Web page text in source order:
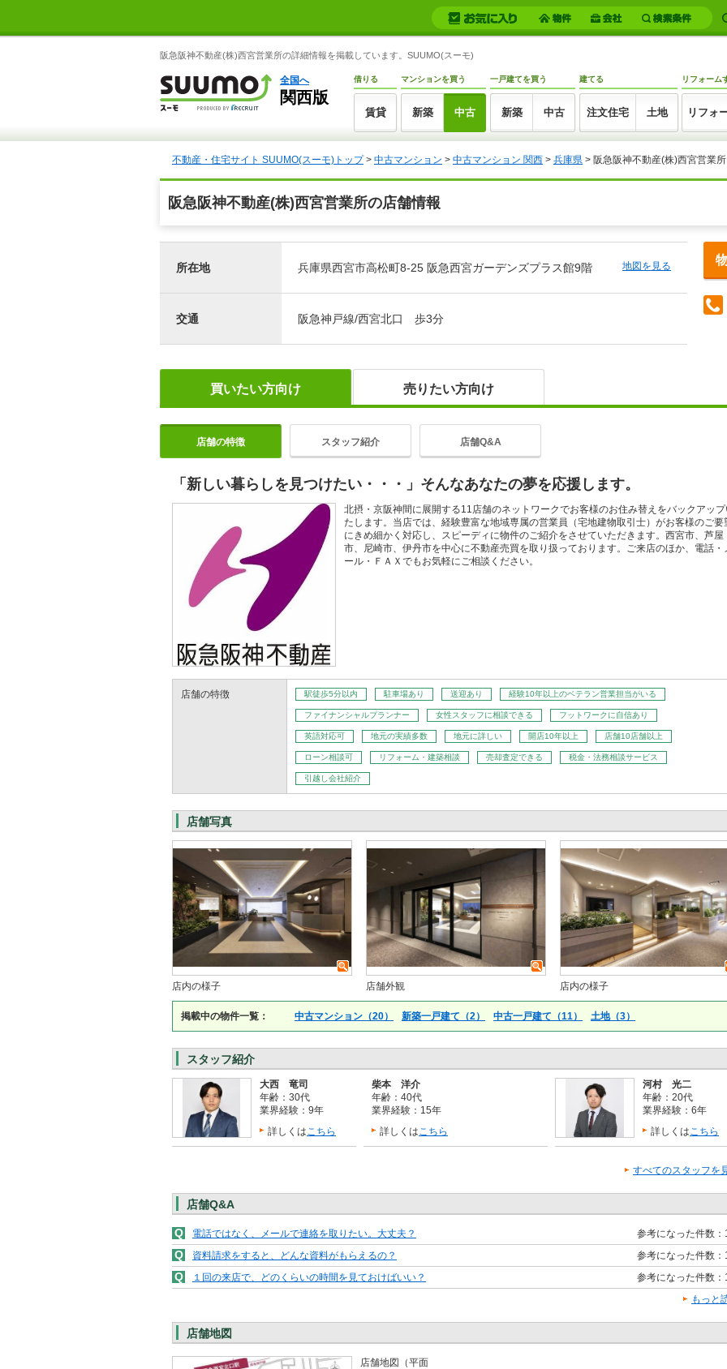
阪急阪神不動産(株)西宮営業所の詳細情報を掲載しています。SUUMO(スーモ)
全国へ
関西版
借りる
賃貸
マンションを買う
新築 中古
一戸建てを買う
新築 中古
建てる
注文住宅 土地
リフォーム
リフォ
不動産・住宅サイト SUUMO(スーモ)トップ> 中古マンション > 中古マンション 関西 > 兵庫県 > 阪急阪神不動産(株)西宮営業所
阪急阪神不動産(株)西宮営業所の店舗情報
所在地 兵庫県西宮市高松町8-25 阪急西宮ガーデンズプラス館9階 地図を見る
交通 阪急神戸線/西宮北口 歩3分
買いたい方向け 売りたい方向け
店舗の特徴 スタッフ紹介 店舗Q&A
「新しい暮らしを見つけたい・・・」そんなあなたの夢を応援します。
北摂・京阪神間に展開する11店舗のネットワークでお客様のお住み替えをバックアッ
たします。当店では、経験豊富な地域専属の営業員（宅地建物取引士）がお客様のご要
にきめ細かく対応し、スピーディに物件のご紹介をさせていただきます。西宮市、芦屋
市、尼崎市、伊丹市を中心に不動産売買を取り扱っております。ご来店のほか、電話・
ール・ＦＡＸでもお気軽にご相談ください。
店舗の特徴 駅徒歩5分以内 駐車場あり 送迎あり 経験10年以上のベテラン営業担当がいる
ファイナンシャルプランナー 女性スタッフに相談できる フットワークに自信あり
英語対応可 地元の実績多数 地元に詳しい 開店10年以上 店舗10店舗以上
ローン相談可 リフォーム・建築相談 売却査定できる 税金・法務相談サービス
引越し会社紹介
店舗写真
店内の様子 店舗外観 店内の様子
掲載中の物件一覧： 中古マンション（20） 新築一戸建て（2） 中古一戸建て（11） 土地（3）
スタッフ紹介
大西 竜司
年齢：30代
業界経験：9年
詳しくはこちら
柴本 洋介
年齢：40代
業界経験：15年
詳しくはこちら
河村 光二
年齢：20代
業界経験：6年
詳しくはこちら
すべてのスタッフを
店舗Q&A
Q 電話ではなく、メールで連絡を取りたい。大丈夫？ 参考になった件数：
Q 資料請求をすると、どんな資料がもらえるの？ 参考になった件数：
Q １回の来店で、どのくらいの時間を見ておけばいい？ 参考になった件数：
もっと
店舗地図
店舗地図（平面